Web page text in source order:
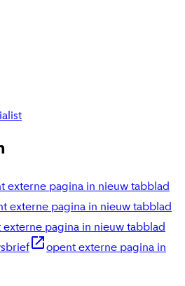
externe pagina in nieuw tabblad
externe pagina in nieuw tabblad
externe pagina in nieuw tabblad
opent externe pagina in